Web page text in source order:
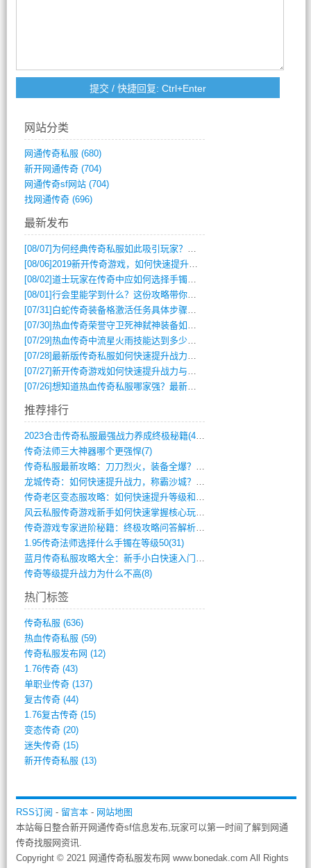
网站分类
网通传奇私服 (680)
新开网通传奇(704)
网通传奇sf网站(704)
找网通传奇(696)
最新发布
[08/07] 为何经典传奇私服如此吸引玩家？深度攻略解析
[08/06]2019新开传奇游戏，如何快速提升角色等级？
[08/02]道士玩家在传奇中应如何选择手镯装备？
[08/01]行会里能学到什么？这份攻略带你全掌握
[07/31] 白蛇传奇装备格激活任务具体步骤是什么？如何完成？
[07/30]热血传奇荣誉守卫死神弑神装备如何获取与佩戴攻略？
[07/29]热血传奇中流星火雨技能达到多少级可以开始练装备？
[07/28]最新版传奇私服如何快速提升战力与获取稀有装备？
[07/27]新开传奇游戏如何快速提升战力与获取稀有装备？
[07/26]想知道热血传奇私服哪家强？最新排行榜攻略全解析
推荐排行
2023合击传奇私服最强战力养成终极秘籍(428)
传奇法师三大神器哪个更强悍(7)
传奇私服最新攻略：刀刀烈火，装备全爆？攻(813)
龙城传奇：如何快速提升战力，称霸沙城？(802)
传奇老区变态服攻略：如何快速提升等级和战(379)
风云私服传奇游戏新手如何快速掌握核心玩法(616)
传奇游戏专家进阶秘籍：终极攻略问答解析(848)
1.95传奇法师选择什么手镯在等级50(31)
蓝月传奇私服攻略大全：新手小白快速入门指(386)
传奇等级提升战力为什么不高(8)
热门标签
传奇私服 (636)
热血传奇私服 (59)
传奇私服发布网 (12)
1.76传奇(43)
单职业传奇(137)
复古传奇(44)
1.76复古传奇(15)
变态传奇(20)
迷失传奇(15)
新开传奇私服 (13)
RSS订阅 - 留言本- 网站地图
本站每日整合新开网通传奇sf信息发布,玩家可以第一时间了解到网通
传奇找服网资讯.
Copyright © 2021 网通传奇私服发布网 www.bonedak.com All Rights